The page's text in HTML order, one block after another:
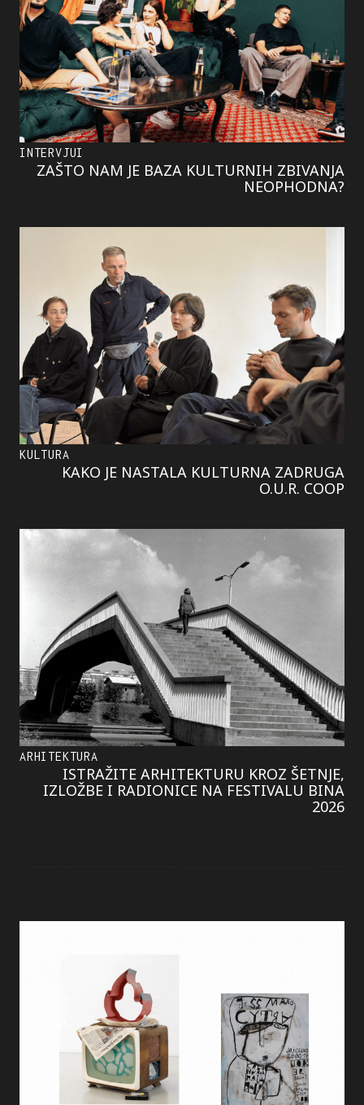
INTERVJUI
ZAŠTO NAM JE BAZA KULTURNIH ZBIVANJA
NEOPHODNA?
KULTURA
KAKO JE NASTALA KULTURNA ZADRUGA
O.U.R. COOP
ARHITEKTURA
ISTRAŽITE ARHITEKTURU KROZ ŠETNJE,
IZLOŽBE I RADIONICE NA FESTIVALU BINA
2026